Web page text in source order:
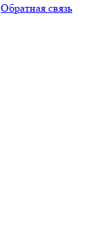
Обратная связь